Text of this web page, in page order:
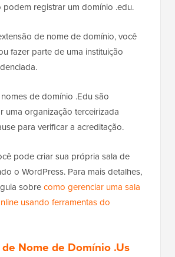
podem registrar um domínio .edu.
de nome de domínio, você
fazer parte de uma instituição
de domínio .Edu são
uma organização terceirizada
para verificar a acreditação.
pode criar sua própria sala de
o WordPress. Para mais detalhes,
sobrecomo gerenciar uma sala
usando ferramentas do
Nome de Domínio .Us